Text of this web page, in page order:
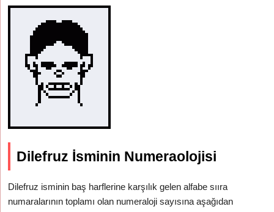
Dilefruz İsminin Numeraolojisi
Dilefruz isminin baş harflerine karşılık gelen alfabe sııra
numaralarının toplamı olan numeraloji sayısına aşağıdan